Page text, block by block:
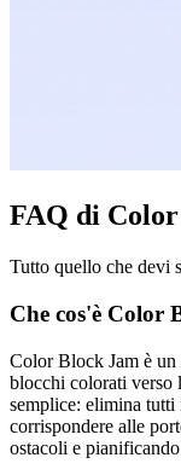
FAQ di
Tutto quello che devi
Che cos'è Color
Color Block Jam è un
blocchi colorati verso
semplice: elimina
corrispondere alle
ostacoli e